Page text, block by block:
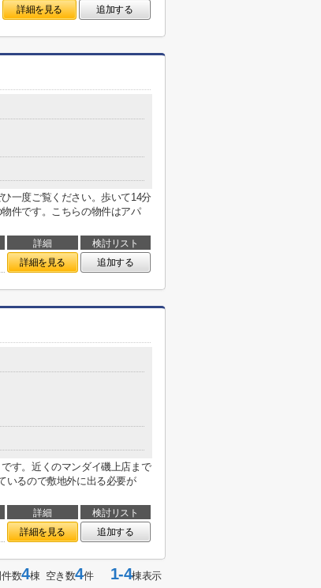
詳細を見る 追加する
一度ご覧ください。歩いて14分
件です。こちらの物件はアパ
詳細
検討リスト
詳細を見る 追加する
す。近くのマンダイ磯上店まで
いるので敷地外に出る必要が
詳細
検討リスト
詳細を見る 追加する
数4棟 空き数4件1-4棟表示